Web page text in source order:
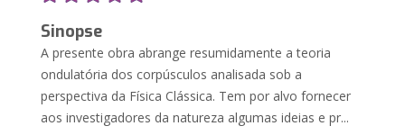
Sinopse
A presente obra abrange resumidamente a teoria
ondulatória dos corpúsculos analisada sob a
perspectiva da Física Clássica. Tem por alvo fornecer
aos investigadores da natureza algumas ideias e pr...